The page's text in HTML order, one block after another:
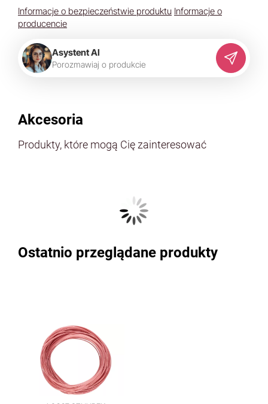
Informacje o bezpieczeństwie produktu Informacje o
producencie
Asystent AI
Porozmawiaj o produkcie
Akcesoria
Produkty, które mogą Cię zainteresować
Ostatnio przeglądane produkty